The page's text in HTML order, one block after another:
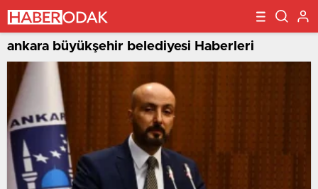
ankara büyükşehir belediyesi Haberleri